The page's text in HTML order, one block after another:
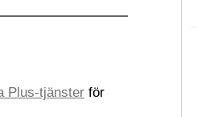
Plus-tjänsterför